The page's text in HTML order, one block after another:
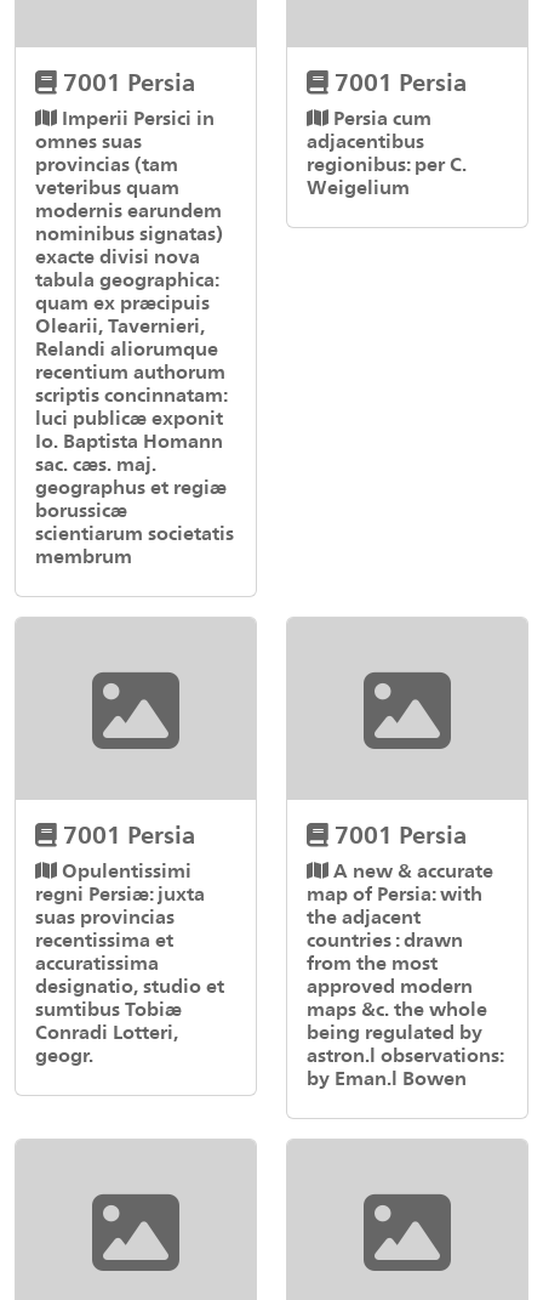
7001 Persia
Imperii Persici in
omnes suas
provincias (tam
veteribus quam
modernis earundem
nominibus signatas)
exacte divisi nova
tabula geographica:
quam ex præcipuis
Olearii, Tavernieri,
Relandi aliorumque
recentium authorum
scriptis concinnatam:
luci publicæ exponit
Io. Baptista Homann
sac. cæs. maj.
geographus et regiæ
borussicæ
scientiarum societatis
membrum
7001 Persia
Persia cum
adjacentibus
regionibus: per C.
Weigelium
7001 Persia
Opulentissimi
regni Persiæ: juxta
suas provincias
recentissima et
accuratissima
designatio, studio et
sumtibus Tobiæ
Conradi Lotteri,
geogr.
7001 Persia
A new & accurate
map of Persia: with
the adjacent
countries : drawn
from the most
approved modern
maps &c. the whole
being regulated by
astron.l observations:
by Eman.l Bowen